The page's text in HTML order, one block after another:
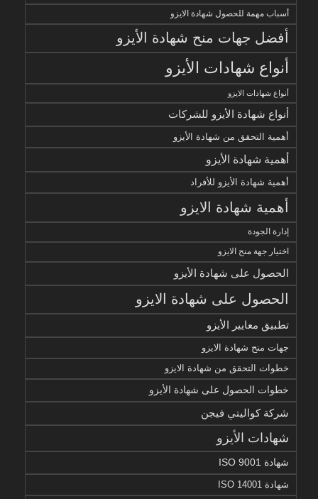
أسباب مهمة للحصول شهادة الايزو
أفضل جهات منح شهادة الأيزو
أنواع شهادات الأيزو
أنواع شهادات الايزو
أنواع شهادة الأيزو للشركات
أهمية التحقق من شهادة الأيزو
أهمية شهادة الأيزو
أهمية شهادة الأيزو للأفراد
أهمية شهادة الايزو
إدارة الجودة
اختيار جهة منح الايزو
الحصول على شهادة الأيزو
الحصول على شهادة الايزو
تطبيق معايير الأيزو
جهات منح شهادة الايزو
خطوات التحقق من شهادة الايزو
خطوات الحصول على شهادة الأيزو
شركة كواليتي فيجن
شهادات الأيزو
شهادة ISO 9001
شهادة ISO 14001